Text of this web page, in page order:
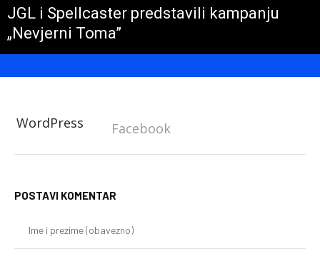
JGL i Spellcaster predstavili kampanju
„Nevjerni Toma”
WordPress Facebook
POSTAVI KOMENTAR